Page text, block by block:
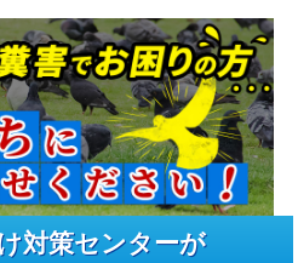
対策センターが